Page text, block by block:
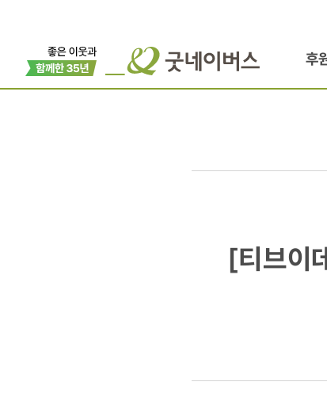
후
[티브이
대형
[티브이